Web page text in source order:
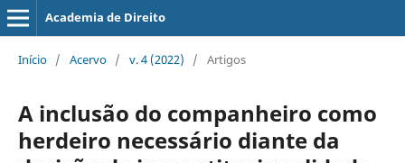
Academia de Direito
Início / Acervo / v. 4 (2022) / Artigos
A inclusão do companheiro como
herdeiro necessário diante da